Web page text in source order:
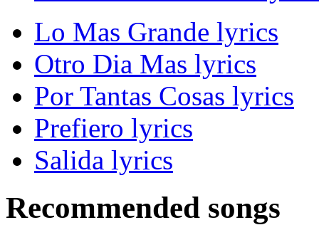
Lo Mas Grande lyrics
Otro Dia Mas lyrics
Por Tantas Cosas lyrics
Prefiero lyrics
Salida lyrics
Recommended songs